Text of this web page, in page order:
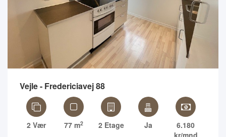
Vejle - Fredericiavej 88
2 Vær 77 m2 2 Etage Ja
6.180